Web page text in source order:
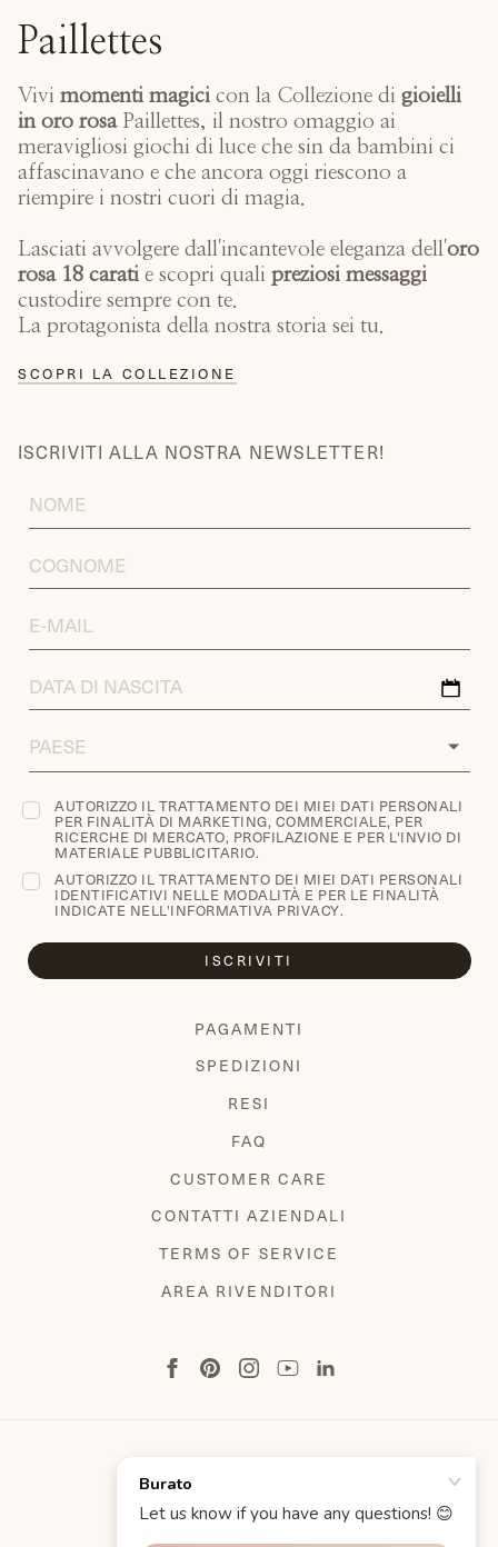
Paillettes
Vivi momenti magici con la Collezione di gioielli
in oro rosa Paillettes, il nostro omaggio ai
meravigliosi giochi di luce che sin da bambini ci
affascinavano e che ancora oggi riescono a
riempire i nostri cuori di magia.
Lasciati avvolgere dall'incantevole eleganza dell'oro
rosa 18 carati e scopri quali preziosi messaggi
custodire sempre con te.
La protagonista della nostra storia sei tu.
SCOPRI LA COLLEZIONE
ISCRIVITI ALLA NOSTRA NEWSLETTER!
FIRST
NAME
LAST
NAME
EMAIL
ADDRESS
DATA
DI
COUNTRY
AUTORIZZO IL TRATTAMENTO DEI MIEI DATI PERSONALI
PER FINALITÀ DI MARKETING, COMMERCIALE, PER
RICERCHE DI MERCATO, PROFILAZIONE E PER L'INVIO DI
MATERIALE PUBBLICITARIO.
AUTORIZZO IL TRATTAMENTO DEI MIEI DATI PERSONALI
IDENTIFICATIVI NELLE MODALITÀ E PER LE FINALITÀ
INDICATE NELL'INFORMATIVA PRIVACY.
ISCRIVITI
PAGAMENTI
SPEDIZIONI
RESI
FAQ
CUSTOMER CARE
CONTATTI AZIENDALI
TERMS OF SERVICE
AREA RIVENDITORI
TERMINI E CONDIZIONI
INFORMATIVA SULLA PRIVACY